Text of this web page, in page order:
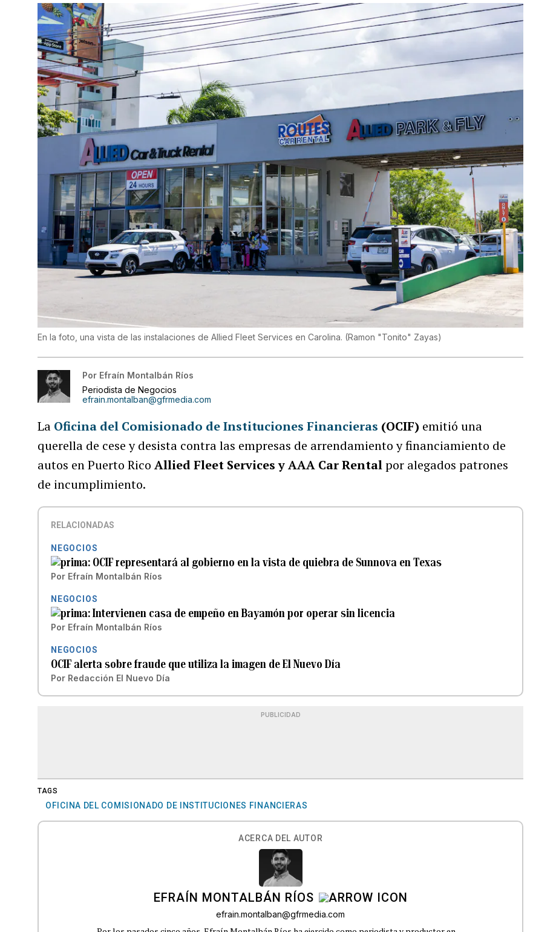
En la foto, una vista de las instalaciones de Allied Fleet Services en Carolina. (Ramon "Tonito" Zayas)
Por Efraín Montalbán Ríos
Periodista de Negocios
efrain.montalban@gfrmedia.com
La Oficina del Comisionado de Instituciones Financieras (OCIF) emitió una
querella de cese y desista contra las empresas de arrendamiento y financiamiento de
autos en Puerto RicoAllied Fleet Services y AAA Car Rentalpor alegados patrones
de incumplimiento.
RELACIONADAS
NEGOCIOS
OCIF representará al gobierno en la vista de quiebra de Sunnova en Texas
Por Efraín Montalbán Ríos
NEGOCIOS
Intervienen casa de empeño en Bayamón por operar sin licencia
Por Efraín Montalbán Ríos
NEGOCIOS
OCIF alerta sobre fraude que utiliza la imagen de El Nuevo Día
Por Redacción El Nuevo Día
PUBLICIDAD
TAGS
OFICINA DEL COMISIONADO DE INSTITUCIONES FINANCIERAS
ACERCA DEL AUTOR
EFRAÍN MONTALBÁN RÍOS
efrain.montalban@gfrmedia.com